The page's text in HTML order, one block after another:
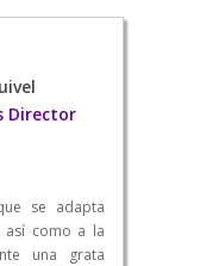
Director
se adapta
así como a la
una grata